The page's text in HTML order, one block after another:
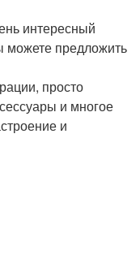
интересный
можете предложить
просто
и многое
и